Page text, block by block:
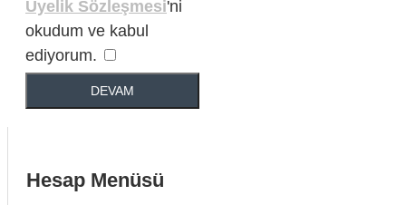
Üyelik Sözleşmesi'ni
okudum ve kabul
ediyorum.
DEVAM
Hesap Menüsü